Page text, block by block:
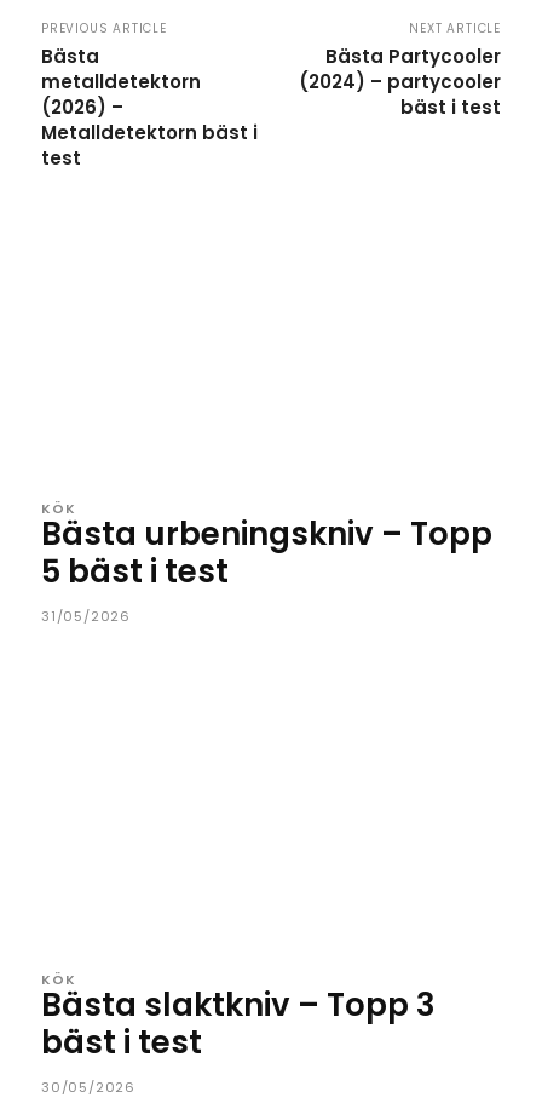
PREVIOUS ARTICLE
Bästa
metalldetektorn
(2026) –
Metalldetektorn bäst i
test
NEXT ARTICLE
Bästa Partycooler
(2024) – partycooler
bäst i test
KÖK
Bästa urbeningskniv – Topp
5 bäst i test
31/05/2026
KÖK
Bästa slaktkniv – Topp 3
bäst i test
30/05/2026